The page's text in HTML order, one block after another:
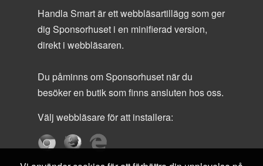
Handla Smart är ett webbläsartillägg som ger
dig Sponsorhuset i en minifierad version,
direkt i webbläsaren.
Du påminns om Sponsorhuset när du
besöker en butik som finns ansluten hos oss.
Välj webbläsare för att installera: